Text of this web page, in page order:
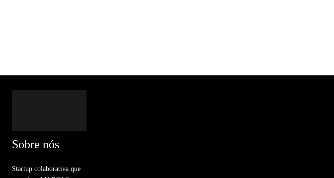
Sobre nós
Startup colaborativa que